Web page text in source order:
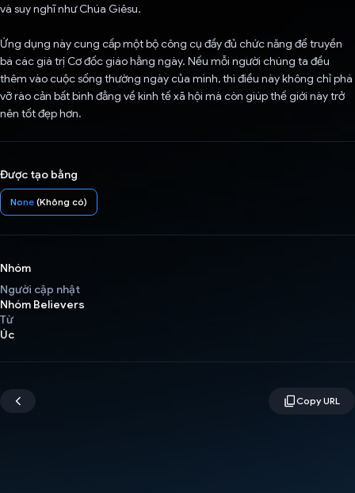
và suy nghĩ như Chúa Giêsu.
Ứng dụng này cung cấp một bộ công cụ đầy đủ chức năng để truyền
bá các giá trị Cơ đốc giáo hằng ngày. Nếu mỗi người chúng ta đều
thêm vào cuộc sống thường ngày của mình, thì điều này không chỉ phá
vỡ rào cản bất bình đẳng về kinh tế xã hội mà còn giúp thế giới này trở
nên tốt đẹp hơn.
Được tạo bằng
None (Không có)
Nhóm
Người cập nhật
Nhóm Believers
Từ
Úc